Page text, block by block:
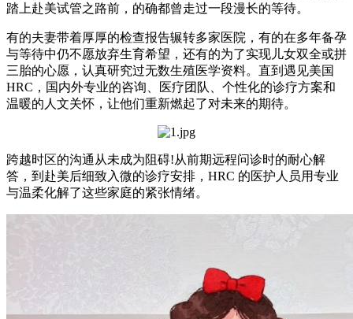
踏上赴美试管之路前，的确都曾走过一段漫长的等待。
有的夫妻带着厚厚的检查报告辗转多家医院，有的在多年备孕
与等待中仍不愿放弃生育希望，还有的为了实现儿女双全或拼
三胎的心愿，认真研究过无数生殖医学资料。直到遇见美国
HRC，国内外专业的咨询、医疗团队、个性化的诊疗方案和
温暖的人文关怀，让他们重新燃起了对未来的期待。
跨越时区的沟通从未成为阻碍!从前期远程问诊时的耐心解
答，到赴美后细致入微的诊疗安排，HRC 的医护人员用专业
与温柔化解了这些家庭的紧张情绪。